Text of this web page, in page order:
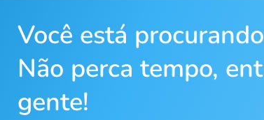
Você está
Não perca tempo,
gente!